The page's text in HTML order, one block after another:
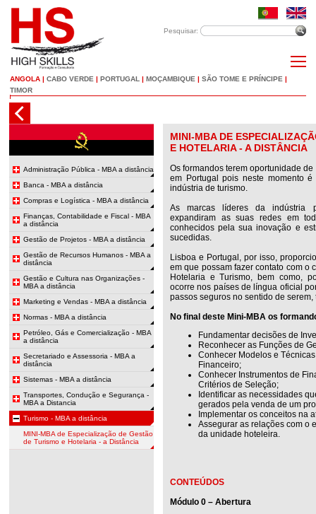
Pesquisar:
ANGOLA | CABO VERDE | PORTUGAL | MOÇAMBIQUE | SÃO TOME E PRÍNCIPE |
TIMOR
Administração Pública - MBA a distância
Banca - MBA a distância
Compras e Logística - MBA a distância
Finanças, Contabilidade e Fiscal - MBA
a distância
Gestão de Projetos - MBA a distância
Gestão de Recursos Humanos - MBA a
distância
Gestão e Cultura nas Organizações -
MBA a distância
Marketing e Vendas - MBA a distância
Normas - MBA a distância
Petróleo, Gás e Comercialização - MBA
a distância
Secretariado e Assessoria - MBA a
distância
Sistemas - MBA a distância
Transportes, Condução e Segurança -
MBA a Distancia
Turismo - MBA a distância
MINI-MBA de Especialização de Gestão
de Turismo e Hotelaria - a Distância
MINI-MBA DE
E HOTELARIA - A DISTÂNCIA
Os formandos terem oportunidade
em Portugal pois neste momento
indústria de turismo.
As marcas líderes da indústria
expandiram as suas redes em
conhecidos pela sua inovação e
sucedidas.
Lisboa e Portugal, por isso,
em que possam fazer contato com o
Hotelaria e Turismo, bem como,
ocorre nos países de língua oficial
passos seguros no sentido de
No final deste Mini-MBA os
Fundamentar decisões de
Reconhecer as Funções de
Conhecer Modelos e
Financeiro;
Conhecer Instrumentos de
Critérios de Seleção;
Identificar as necessidades
gerados pela venda de um
Implementar os conceitos na
Assegurar as relações com o
da unidade hoteleira.
CONTEÚDOS
Módulo 0 – Abertura